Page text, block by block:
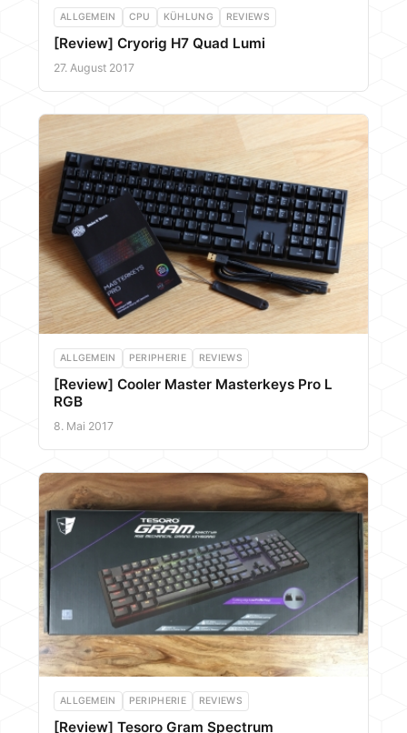
ALLGEMEIN CPU KÜHLUNG REVIEWS
[Review] Cryorig H7 Quad Lumi
27. August 2017
ALLGEMEIN PERIPHERIE REVIEWS
[Review] Cooler Master Masterkeys Pro L
RGB
8. Mai 2017
ALLGEMEIN PERIPHERIE REVIEWS
[Review] Tesoro Gram Spectrum